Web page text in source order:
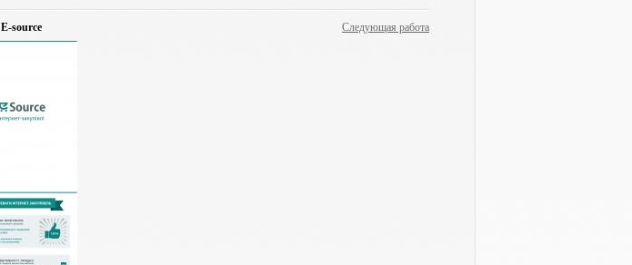
Следующая работа
E-source